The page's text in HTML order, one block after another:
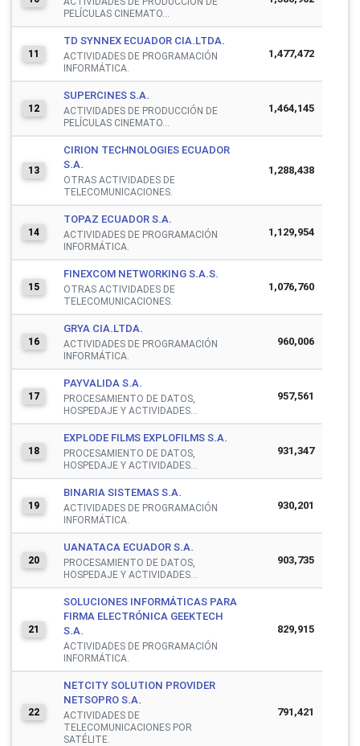
PELÍCULAS CINEMATO...
11
TD SYNNEX ECUADOR CIA.LTDA.
ACTIVIDADES DE PROGRAMACIÓN
INFORMÁTICA.
1,477,472
12
SUPERCINES S.A.
ACTIVIDADES DE PRODUCCIÓN DE
PELÍCULAS CINEMATO...
1,464,145
13
CIRION TECHNOLOGIES ECUADOR
S.A.
OTRAS ACTIVIDADES DE
TELECOMUNICACIONES.
1,288,438
14
TOPAZ ECUADOR S.A.
ACTIVIDADES DE PROGRAMACIÓN
INFORMÁTICA.
1,129,954
15
FINEXCOM NETWORKING S.A.S.
OTRAS ACTIVIDADES DE
TELECOMUNICACIONES.
1,076,760
16
GRYA CIA.LTDA.
ACTIVIDADES DE PROGRAMACIÓN
INFORMÁTICA.
960,006
17
PAYVALIDA S.A.
PROCESAMIENTO DE DATOS,
HOSPEDAJE Y ACTIVIDADES...
957,561
18
EXPLODE FILMS EXPLOFILMS S.A.
PROCESAMIENTO DE DATOS,
HOSPEDAJE Y ACTIVIDADES...
931,347
19
BINARIA SISTEMAS S.A.
ACTIVIDADES DE PROGRAMACIÓN
INFORMÁTICA.
930,201
20
UANATACA ECUADOR S.A.
PROCESAMIENTO DE DATOS,
HOSPEDAJE Y ACTIVIDADES...
903,735
21
SOLUCIONES INFORMÁTICAS PARA
FIRMA ELECTRÓNICA GEEKTECH
S.A.
ACTIVIDADES DE PROGRAMACIÓN
INFORMÁTICA.
829,915
22
NETCITY SOLUTION PROVIDER
NETSOPRO S.A.
ACTIVIDADES DE
TELECOMUNICACIONES POR
SATÉLITE.
791,421